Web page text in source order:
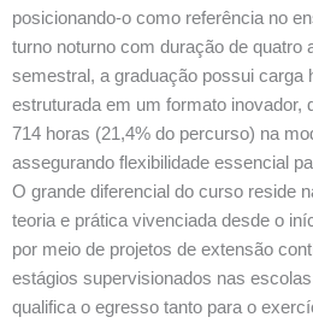
posicionando-o como referência no
turno noturno com duração de quatro
semestral, a graduação possui carga
estruturada em um formato inovador,
714 horas (21,4% do percurso) na
assegurando flexibilidade essencial
O grande diferencial do curso reside
teoria e prática vivenciada desde o
por meio de projetos de extensão
estágios supervisionados nas
qualifica o egresso tanto para o